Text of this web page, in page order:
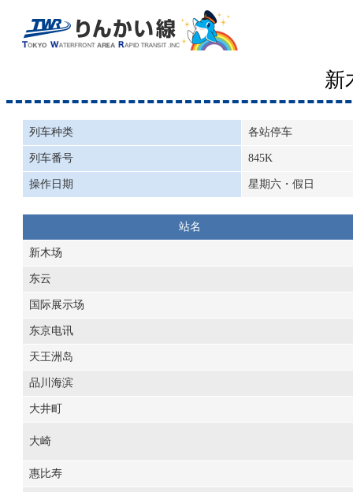
新
列车种类 各站停车
列车番号 845K
操作日期 星期六・假日
站名
新木场
东云
国际展示场
东京电讯
天王洲岛
品川海滨
大井町
大崎
惠比寿